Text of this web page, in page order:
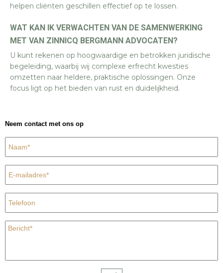
helpen cliënten geschillen effectief op te lossen.
WAT KAN IK VERWACHTEN VAN DE SAMENWERKING
MET VAN ZINNICQ BERGMANN ADVOCATEN?
U kunt rekenen op hoogwaardige en betrokken juridische
begeleiding, waarbij wij complexe erfrecht kwesties
omzetten naar heldere, praktische oplossingen. Onze
focus ligt op het bieden van rust en duidelijkheid.
Neem contact met ons op